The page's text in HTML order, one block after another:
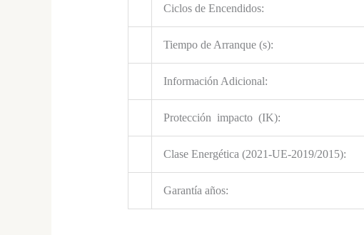
Ciclos de Encendidos:
Tiempo de Arranque (s):
Información Adicional:
Protección impacto (IK):
Clase Energética (2021-UE-2019/2015):
Garantía años: